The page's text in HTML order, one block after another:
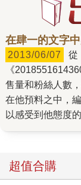
在肆一的文字
2013/06/07
《
售量和粉絲人數
在他預料之中，
以感受到他態度
迷的反饋不難了
信任、一種溫暖
超值合購